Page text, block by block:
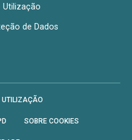
Utilização
de Dados
UTILIZAÇÃO
SOBRE COOKIES